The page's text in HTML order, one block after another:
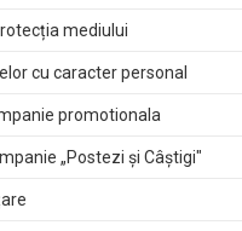
mediului
cu caracter personal
promotionala
„Postezi și Câștigi"